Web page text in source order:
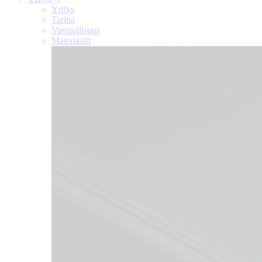
Yritys
Tarina
Vastuullisuus
Materiaalit